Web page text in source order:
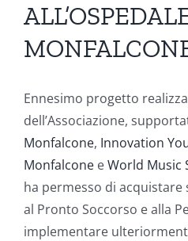
Ennesimo progetto
dell’Associazione,
Monfalcone, Innovation
MonfalconeeWorld Music
ha permesso di
al Pronto Soccorso e alla
implementare